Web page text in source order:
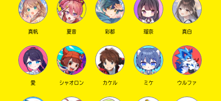
真帆 夏音 彩都 瑠奈 真白
愛 シャオロン カケル ミケ ウルファ